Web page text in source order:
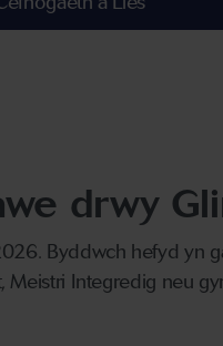
drwy
Byddwch hefyd yn
Integredig neu